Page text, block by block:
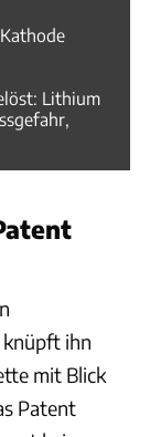
Lithium
knüpft ihn
mit Blick
Patent